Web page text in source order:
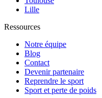
Lille
Ressources
Notre équipe
Blog
Contact
Devenir partenaire
Reprendre le sport
Sport et perte de poids